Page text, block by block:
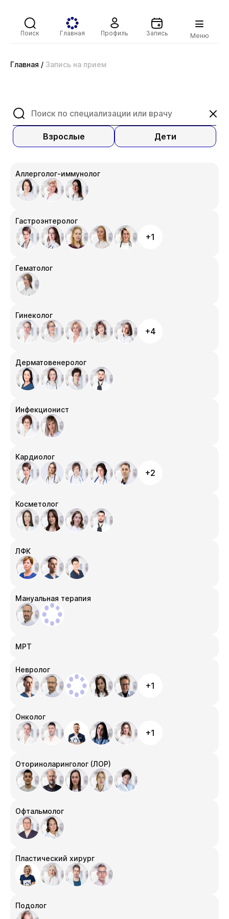
Поиск Главная Профиль Запись Меню
Главная / Запись на прием
Взрослые Дети
Аллерголог-иммунолог
Гастроэнтеролог
+1
Гематолог
Гинеколог
+4
Дерматовенеролог
Инфекционист
Кардиолог
+2
Косметолог
ЛФК
Мануальная терапия
МРТ
Невролог
+1
Онколог
+1
Оториноларинголог (ЛОР)
Офтальмолог
Пластический хирург
Подолог